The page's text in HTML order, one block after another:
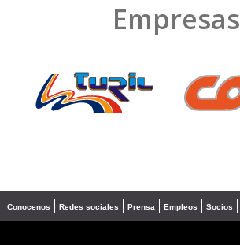
Empresas
❮
Conocenos Redes sociales Prensa Empleos Socios